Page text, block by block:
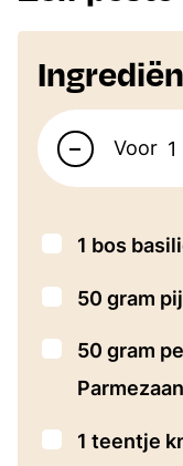
Aantal
– Voor
▢
1 bos
▢
50 gram
▢
50 gram
▢
1 teentje